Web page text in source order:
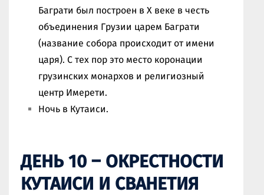
Баграти был построен в X веке в честь
объединения Грузии царем Баграти
(название собора происходит от имени
царя). С тех пор это место коронации
грузинских монархов и религиозный
центр Имерети.
Ночь в Кутаиси.
ДЕНЬ 10 – ОКРЕСТНОСТИ
КУТАИСИ И СВАНЕТИЯ